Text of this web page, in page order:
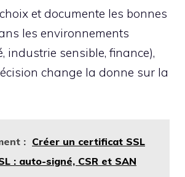
et documente les bonnes
les environnements
industrie sensible, finance),
change la donne sur la
: Créer un certificat SSL
: auto-signé, CSR et SAN